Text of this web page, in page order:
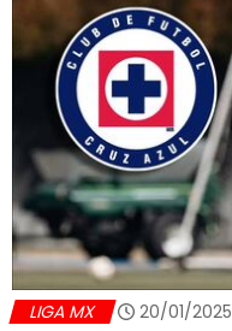
LIGA MX 20/01/2025